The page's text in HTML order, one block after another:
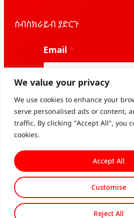
We value your privacy
We use cookies to enhance your
serve personalised ads or content,
traffic. By clicking "Accept All", you
cookies.
Customise
Reject All
Accept All
ሰብስክራይብ ያድርጉ
m
a
i
l
E
m
a
i
l
a
l
Email *
Subscribe
© 2026 All Rights
360ground